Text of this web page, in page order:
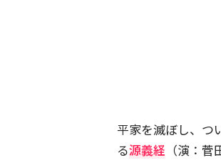
平家を滅ぼし、つ
る源義経 （演：